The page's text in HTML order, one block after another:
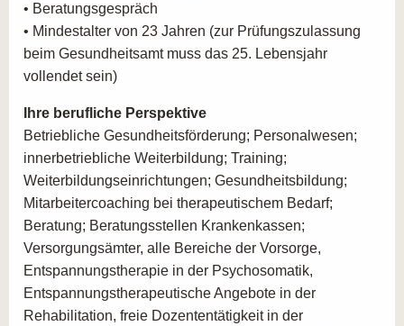
Fachkräfte aus den Bereichen Coaching, Beratung
und Training, die ihr Portfolio um
Präventionsmethoden zur Stressbewältigung und
Burnout-Prophylaxe erweitern möchten.
Mitarbeiter*innen aus dem Gesundheitswesen, wie
etwa Sozialarbeiter*innen, Pflegekräfte und
Therapeuten, die ihre therapeutische Praxis um
moderne Präventionsstrategien bereichern möchten.
Führungskräfte, Personalmanager*innen und
Betriebsräte, die Verantwortung für die Gesundheit
und das Wohlbefinden ihrer Mitarbeiter*innen
übernehmen und in diesem Bereich fortgebildet
werden möchten.
Menschen, die in sozialen Berufen wie der Kinder-
• Beratungsgespräch
• Mindestalter von 23 Jahren (zur Prüfungszulassung
beim Gesundheitsamt muss das 25. Lebensjahr
vollendet sein)
Ihre berufliche Perspektive
Betriebliche Gesundheitsförderung; Personalwesen;
innerbetriebliche Weiterbildung; Training;
Weiterbildungseinrichtungen; Gesundheitsbildung;
Mitarbeitercoaching bei therapeutischem Bedarf;
Beratung; Beratungsstellen Krankenkassen;
Versorgungsämter, alle Bereiche der Vorsorge,
Entspannungstherapie in der Psychosomatik,
Entspannungstherapeutische Angebote in der
Rehabilitation, freie Dozententätigkeit in der